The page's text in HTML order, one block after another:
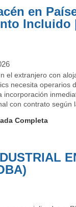
en
Incluido
el extranjero con
necesita operarios
incorporación
con contrato según
Completa